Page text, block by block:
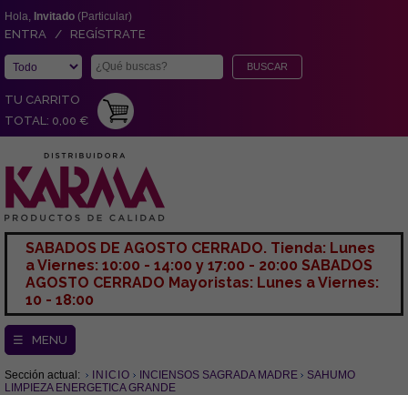
Hola, Invitado (Particular)
ENTRA / REGÍSTRATE
TU CARRITO
TOTAL: 0,00 €
SABADOS DE AGOSTO CERRADO. Tienda: Lunes
a Viernes: 10:00 - 14:00 y 17:00 - 20:00 SABADOS
AGOSTO CERRADO Mayoristas: Lunes a Viernes:
10 - 18:00
☰ MENU
Sección actual: INICIO INCIENSOS SAGRADA MADRE
SAHUMO
LIMPIEZA ENERGETICA GRANDE